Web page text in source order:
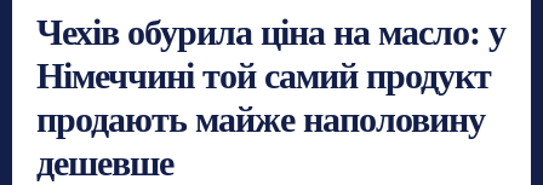
Чехів обурила ціна на масло: у
Німеччині той самий продукт
продають майже наполовину
дешевше